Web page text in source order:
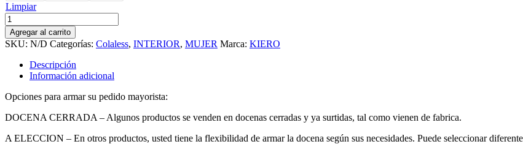
Limpiar
KIERO
2401
cantidad
Agregar al carrito
SKU: N/D Categorías: Colaless, INTERIOR, MUJER Marca: KIERO
Descripción
Información adicional
Opciones para armar su pedido mayorista:
DOCENA CERRADA – Algunos productos se venden en docenas cerradas y ya surtidas, tal como vienen de fabrica.
A ELECCION – En otros productos, usted tiene la flexibilidad de armar la docena según sus necesidades. Puede seleccionar